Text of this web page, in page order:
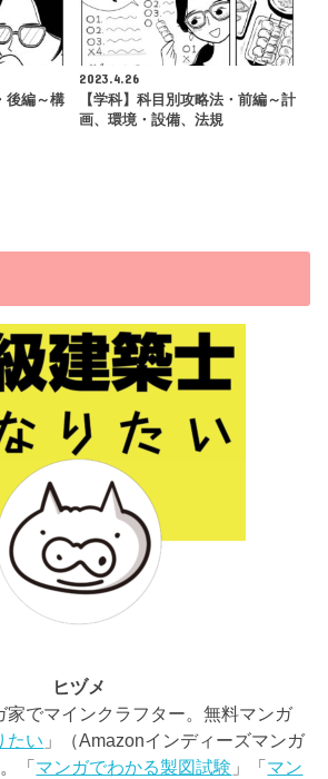
後編～構
2023.4.26
【学科】科目別攻略法・前編～計
画、環境・設備、法規
ヒヅメ
家でマインクラフター。無料マンガ
たい 」（Amazonインディーズマンガ
「マンガでわかる製図試験 」「マン